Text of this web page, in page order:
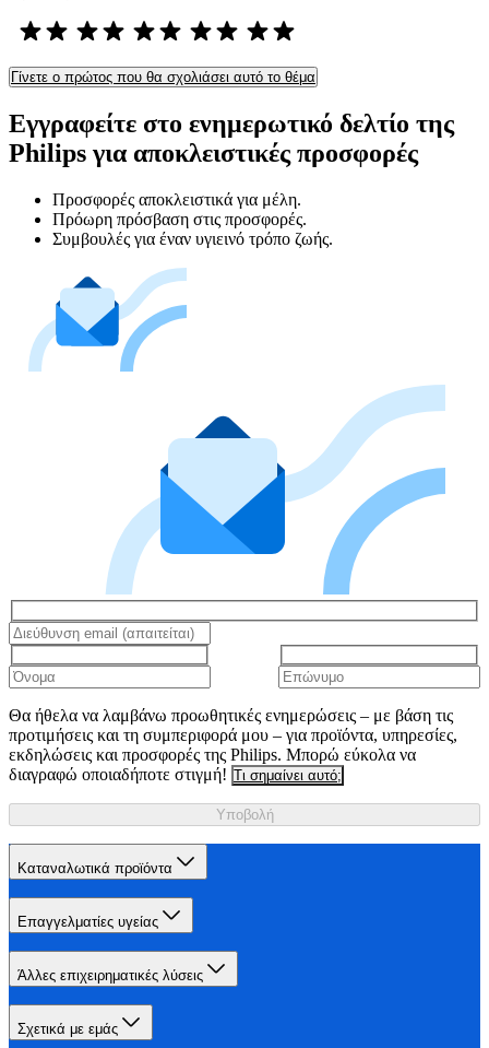
Γίνετε ο πρώτος που θα σχολιάσει αυτό το θέμα
Εγγραφείτε στο ενημερωτικό δελτίο της
Philips για αποκλειστικές προσφορές
Προσφορές αποκλειστικά για μέλη.
Πρόωρη πρόσβαση στις προσφορές.
Συμβουλές για έναν υγιεινό τρόπο ζωής.
Θα ήθελα να λαμβάνω προωθητικές ενημερώσεις – με βάση τις
προτιμήσεις και τη συμπεριφορά μου – για προϊόντα, υπηρεσίες,
εκδηλώσεις και προσφορές της Philips. Μπορώ εύκολα να
διαγραφώ οποιαδήποτε στιγμή! Τι σημαίνει αυτό;
Υποβολή
Καταναλωτικά προϊόντα
Επαγγελματίες υγείας
Άλλες επιχειρηματικές λύσεις
Σχετικά με εμάς